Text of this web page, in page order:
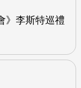
》李斯特巡禮